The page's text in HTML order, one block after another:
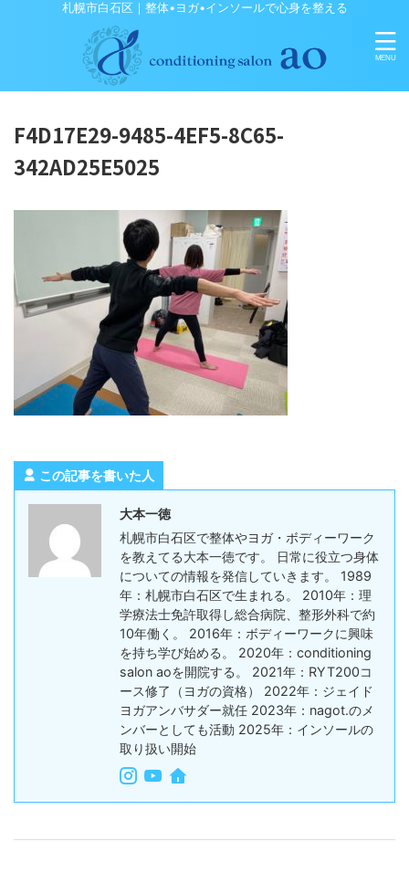
札幌市白石区｜整体•ヨガ•インソールで心身を整える
F4D17E29-9485-4EF5-8C65-
342AD25E5025
この記事を書いた人
大本一徳
札幌市白石区で整体やヨガ・ボディーワーク
を教えてる大本一徳です。 日常に役立つ身体
についての情報を発信していきます。 1989
年：札幌市白石区で生まれる。 2010年：理
学療法士免許取得し総合病院、整形外科で約
10年働く。 2016年：ボディーワークに興味
を持ち学び始める。 2020年：conditioning
salon aoを開院する。 2021年：RYT200コ
ース修了（ヨガの資格） 2022年：ジェイド
ヨガアンバサダー就任 2023年：nagot.のメ
ンバーとしても活動 2025年：インソールの
取り扱い開始